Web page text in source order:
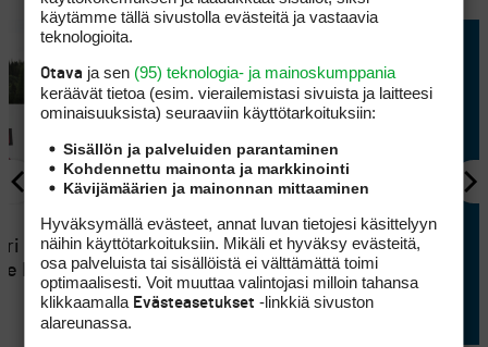
KILPAGOLF
Rasmus Karlsson katkaisi
amatöörien voittoputken
Finnish Tourilla
ratkesi
Hook
käytämme tällä sivustolla evästeitä ja vastaavia
teknologioita.
Otava ja sen (95) teknologia- ja mainoskumppania
keräävät tietoa (esim. vierailemis­tasi sivuista ja laitteesi
ominaisuuk­sista) seuraaviin käyttötarkoituksiin:
Sisällön ja palveluiden parantaminen
Kohdennettu mainonta ja markkinointi
Kävijämäärien ja mainonnan mittaaminen
Hyväksymällä evästeet, annat luvan tietojesi käsittelyyn
näihin käyttötarkoituksiin. Mikäli et hyväksy evästeitä,
osa palveluista tai sisällöistä ei välttämättä toimi
optimaalisesti. Voit muuttaa valintojasi milloin tahansa
klikkaamalla Evästeasetukset -linkkiä sivuston
alareunassa.